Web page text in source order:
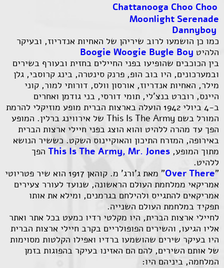
Chattanooga Choo Choo
Moonlight Serenade
Dannyboy
כמו כן הושמעו לרוב שיריהן של האחיות אנדריוז, ובעיקר
הלהיט Boogie Woogie Bugle Boy
בין הכוכבים שהופיעו בפני החיילים בחזית ובעורף בשירים
ובמערכונים, היו בוב הופ, פרנק סינטרה, בינג קרוסבי, גלן
מילר, האחיות אנדריוז, אורסון וולס, דורותי למור, קוני
היינס, רוברט בנצ'לי, תומי דורסי, בני גודמן ואחרים
ב-4 ביולי 1942 הועלה בארצות הברית מופע מוזיקלי להרמת
המורל בשם This Is The Army של אירווינג ברלין. המופע
הפך עד מהרה ללהיט והוא הוצג בפני חיילי ארצות הברית
באירופה, המזרח התיכון והאוקיינוס השקט. כששיר הנושא
מתוך המופע, This Is The Army, Mr. Jones הפך
ללהיט.
"
Over There
" מאת ג'ורג' מ. קוהאן 1917 הוא שיר פטריוטי
אמריקאי ממלחמת העולם הראשונה, שנועד לעורר צעירים
אמריקאים להתגייס ולהילחם בגרמנים, ומילא את אותו
תפקיד במלחמת העולם השנייה.
לחיילי ארצות הברית, היו מקלטי רדיו כמעט בכל אתר ואתר
אליו הגיעו, והשירים הפופולריים בקרב חיילי ארצות הברית
היו בעיקר שירים שהושמעו ברדיו ואפילו הקלטות מסוימות
של אותם השירים, להם הם האזינו בעיקר בהפוגות בזמן
המלחמה, ביניהם היו: